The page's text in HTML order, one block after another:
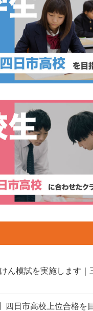
ん模試を実施します｜
四日市高校上位合格を